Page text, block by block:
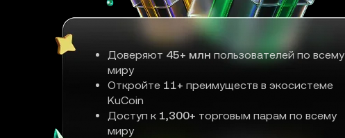
Доверяют 45+ млн пользователей по всему
миру
Откройте 11+ преимуществ в экосистеме
KuCoin
Доступ к 1,300+ торговым парам по всему
миру